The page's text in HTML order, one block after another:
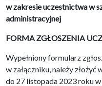
w zakresie uczestnictwa w
administracyjnej
FORMA ZGŁOSZENIA
Wypełniony formularz
w załączniku, należy
do 27 listopada 2023 roku